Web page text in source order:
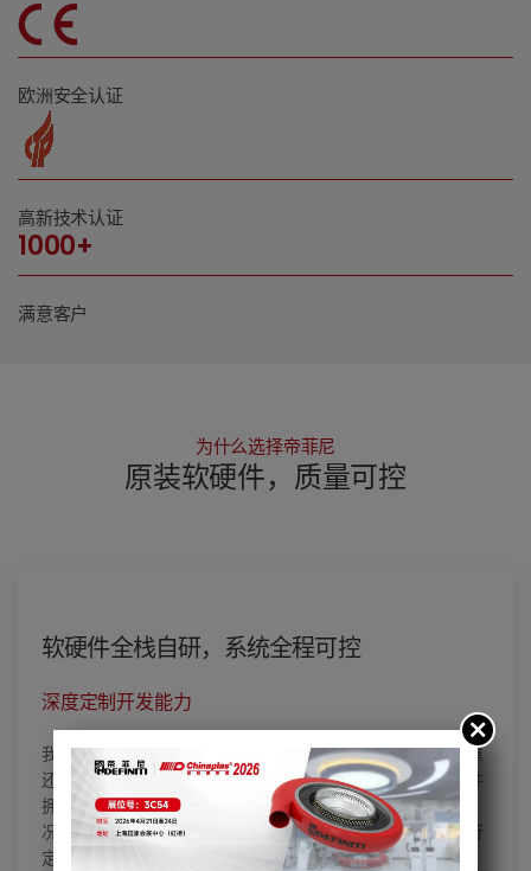
欧洲安全认证
高新技术认证
1000+
满意客户
为什么选择帝菲尼
原装软硬件，质量可控
软硬件全栈自研，系统全程可控
深度定制开发能力
我们自主研发的算法支持集成各种称重设备，无论是静态称重
还是动态称重，都能提供精确的重量损失计算。同时，该软件
拥有强大的数据处理和实时监控功能，能够及时识别异常情
况，确保生产流程顺畅。此外，系统还可以根据客户需求进行
定制，提供灵活的接口和扩展功能，以适应不同的业务场景。